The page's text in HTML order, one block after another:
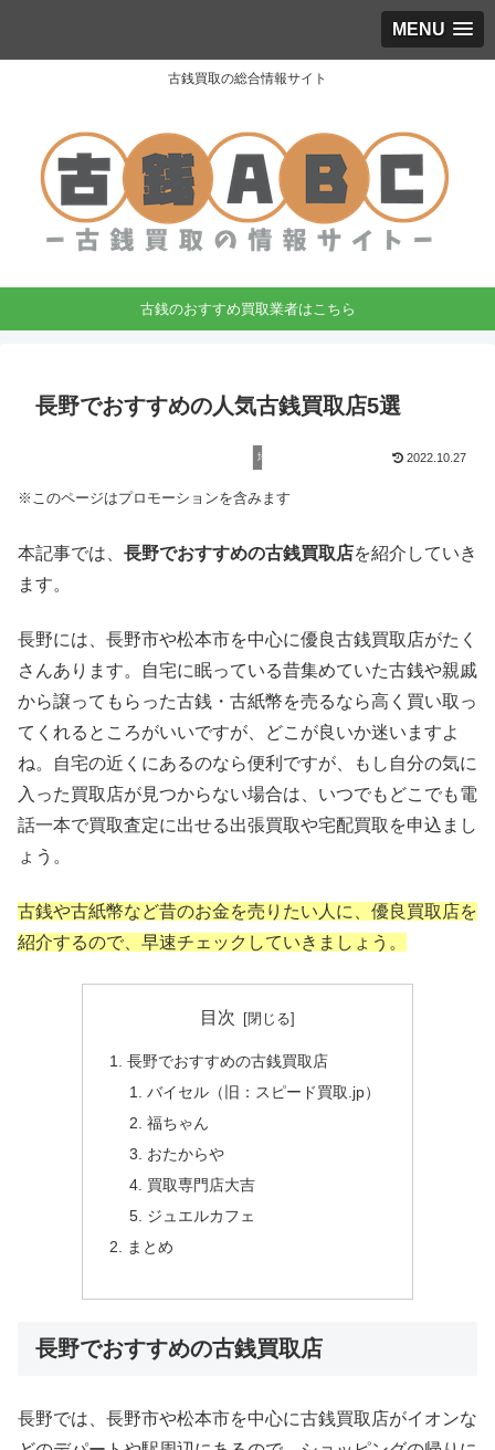
MENU
古銭買取の総合情報サイト
古銭のおすすめ買取業者はこちら
長野でおすすめの人気古銭買取店5選
地域で選ぶ 2022.10.27
※このページはプロモーションを含みます
本記事では、 長野でおすすめの古銭買取店を紹介していき
ます。
長野には、長野市や松本市を中心に優良古銭買取店がたく
さんあります。自宅に眠っている昔集めていた古銭や親戚
から譲ってもらった古銭・古紙幣を売るなら高く買い取っ
てくれるところがいいですが、どこが良いか迷いますよ
ね。自宅の近くにあるのなら便利ですが、もし自分の気に
入った買取店が見つからない場合は、いつでもどこでも電
話一本で買取査定に出せる出張買取や宅配買取を申込まし
ょう。
古銭や古紙幣など昔のお金を売りたい人に、優良買取店を
紹介するので、早速チェックしていきましょう。
目次
長野でおすすめの古銭買取店
バイセル（旧：スピード買取.jp）
福ちゃん
おたからや
買取専門店大吉
ジュエルカフェ
まとめ
長野でおすすめの古銭買取店
長野では、長野市や松本市を中心に古銭買取店がイオンな